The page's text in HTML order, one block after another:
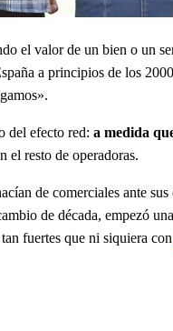
el valor de un bien o un
a principios de los
del efecto red: a medida
el resto de operadoras.
de comerciales ante
de década, empezó
fuertes que ni siquiera con